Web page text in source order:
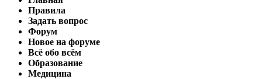
Правила
Задать вопрос
Форум
Новое на форуме
Всё обо всём
Образование
Медицина